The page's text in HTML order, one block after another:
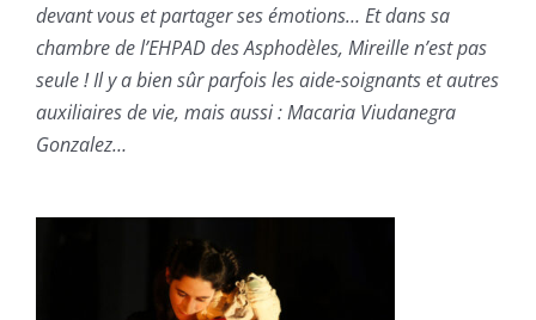
devant vous et partager ses émotions… Et dans sa
chambre de l’EHPAD des Asphodèles, Mireille n’est pas
seule ! Il y a bien sûr parfois les aide-soignants et autres
auxiliaires de vie, mais aussi : Macaria Viudanegra
Gonzalez…